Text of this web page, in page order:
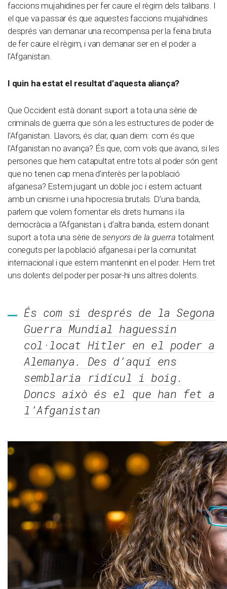
faccions mujahidines per fer caure el règim dels talibans. I
el que va passar és que aquestes faccions mujahidines
després van demanar una recompensa per la feina bruta
de fer caure el règim, i van demanar ser en el poder a
l’Afganistan.
I quin ha estat el resultat d’aquesta aliança?
Que Occident està donant suport a tota una sèrie de
criminals de guerra que són a les estructures de poder de
l’Afganistan. Llavors, és clar, quan diem: com és que
l’Afganistan no avança? És que, com vols que avanci, si les
persones que hem catapultat entre tots al poder són gent
que no tenen cap mena d’interès per la població
afganesa? Estem jugant un doble joc i estem actuant
amb un cinisme i una hipocresia brutals. D’una banda,
parlem que volem fomentar els drets humans i la
democràcia a l’Afganistan i, d’altra banda, estem donant
suport a tota una sèrie desenyors de la guerra totalment
coneguts per la població afganesa i per la comunitat
internacional i que estem mantenint en el poder. Hem tret
uns dolents del poder per posar-hi uns altres dolents.
És com si després de la Segona
Guerra Mundial haguessin
col·locat Hitler en el poder a
Alemanya. Des d’aquí ens
semblaria ridícul i boig.
Doncs això és el que han fet a
l’Afganistan